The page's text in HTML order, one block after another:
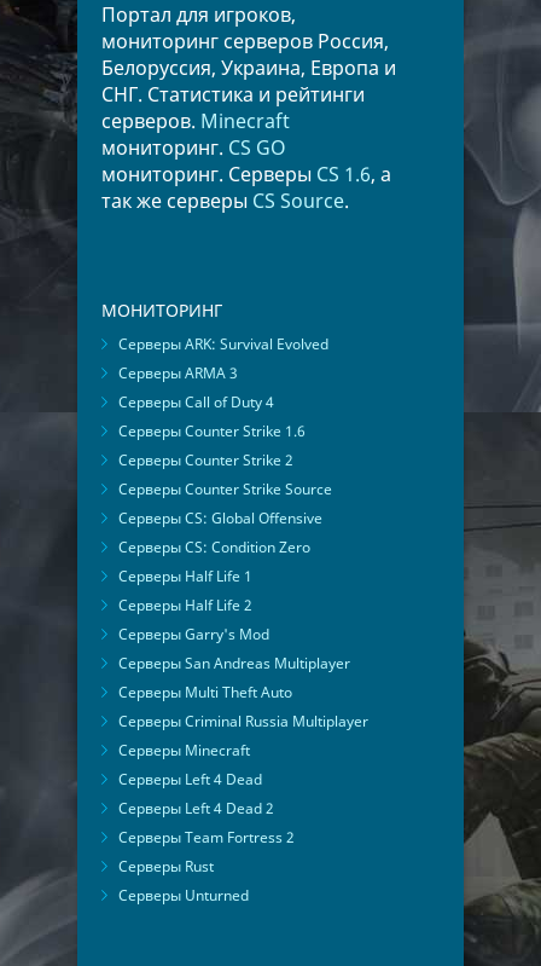
Портал для игроков,
мониторинг серверов Россия,
Белоруссия, Украина, Европа и
СНГ. Статистика и рейтинги
серверов. Minecraft
мониторинг. CS GO
мониторинг. Серверы CS 1.6, а
так же серверы CS Source.
МОНИТОРИНГ
Серверы ARK: Survival Evolved
Серверы ARMA 3
Серверы Call of Duty 4
Серверы Counter Strike 1.6
Серверы Counter Strike 2
Серверы Counter Strike Source
Серверы CS: Global Offensive
Серверы CS: Condition Zero
Серверы Half Life 1
Серверы Half Life 2
Серверы Garry's Mod
Серверы San Andreas Multiplayer
Серверы Multi Theft Auto
Серверы Criminal Russia Multiplayer
Серверы Minecraft
Серверы Left 4 Dead
Серверы Left 4 Dead 2
Серверы Team Fortress 2
Серверы Rust
Серверы Unturned